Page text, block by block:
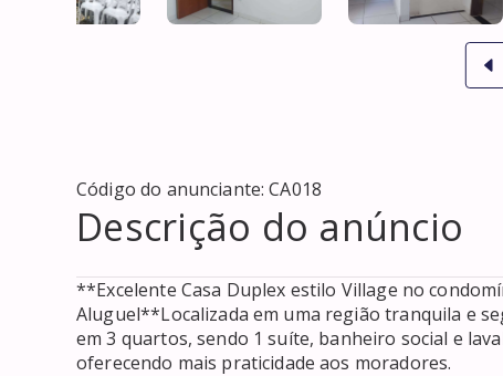
Código do anunciante:CA018
Descrição do anúncio
**Excelente Casa Duplex estilo Village no
Aluguel**Localizada em uma região tranquila e
em 3 quartos, sendo 1 suíte, banheiro social e
oferecendo mais praticidade aos moradores.